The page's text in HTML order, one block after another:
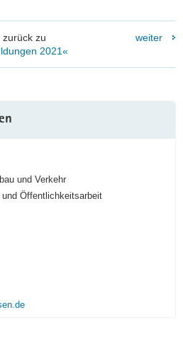
zurück zu
2021«
weiter
und Verkehr
Öffentlichkeitsarbeit